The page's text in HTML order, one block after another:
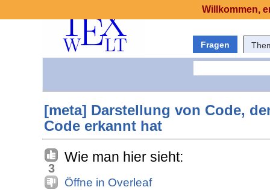
Fragen
[meta] Darstellung von Code,
Code erkannt hat
3
Wie man hier sieht:
Öffne in Overleaf
Willkommen,